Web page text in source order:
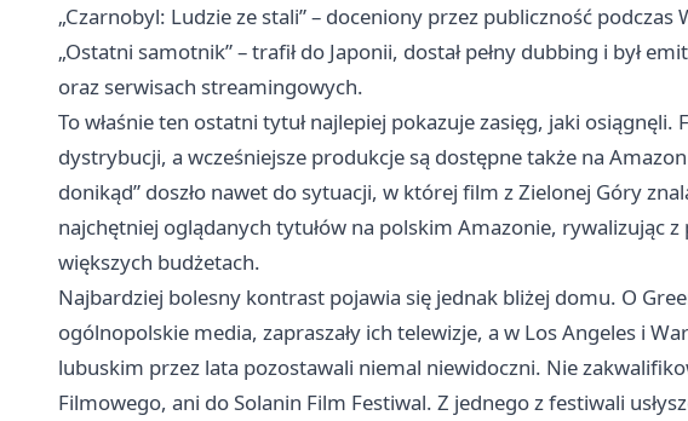
„Czarnobyl: Ludzie ze stali” – doceniony przez publiczność
„Ostatni samotnik” – trafił do Japonii, dostał pełny dubbing i był
oraz serwisach streamingowych.
To właśnie ten ostatni tytuł najlepiej pokazuje zasięg, jaki osiągnęli.
dystrybucji, a wcześniejsze produkcje są dostępne także na
donikąd” doszło nawet do sytuacji, w której film z Zielonej Góry
najchętniej oglądanych tytułów na polskim Amazonie, rywalizując
większych budżetach.
Najbardziej bolesny kontrast pojawia się jednak bliżej domu. O
ogólnopolskie media, zapraszały ich telewizje, a w Los Angeles i
lubuskim przez lata pozostawali niemal niewidoczni. Nie
Filmowego, ani do Solanin Film Festiwal. Z jednego z festiwali